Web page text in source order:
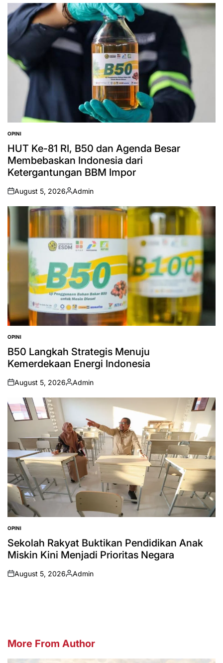
POSTED
IN
OPINI
HUT Ke-81 RI, B50 dan Agenda Besar
Membebaskan Indonesia dari
Ketergantungan BBM Impor
on
August 5, 2026
Posted
by
Admin
POSTED
IN
OPINI
B50 Langkah Strategis Menuju
Kemerdekaan Energi Indonesia
on
August 5, 2026
Posted
by
Admin
POSTED
IN
OPINI
Sekolah Rakyat Buktikan Pendidikan Anak
Miskin Kini Menjadi Prioritas Negara
on
August 5, 2026
Posted
Admin
More From Author